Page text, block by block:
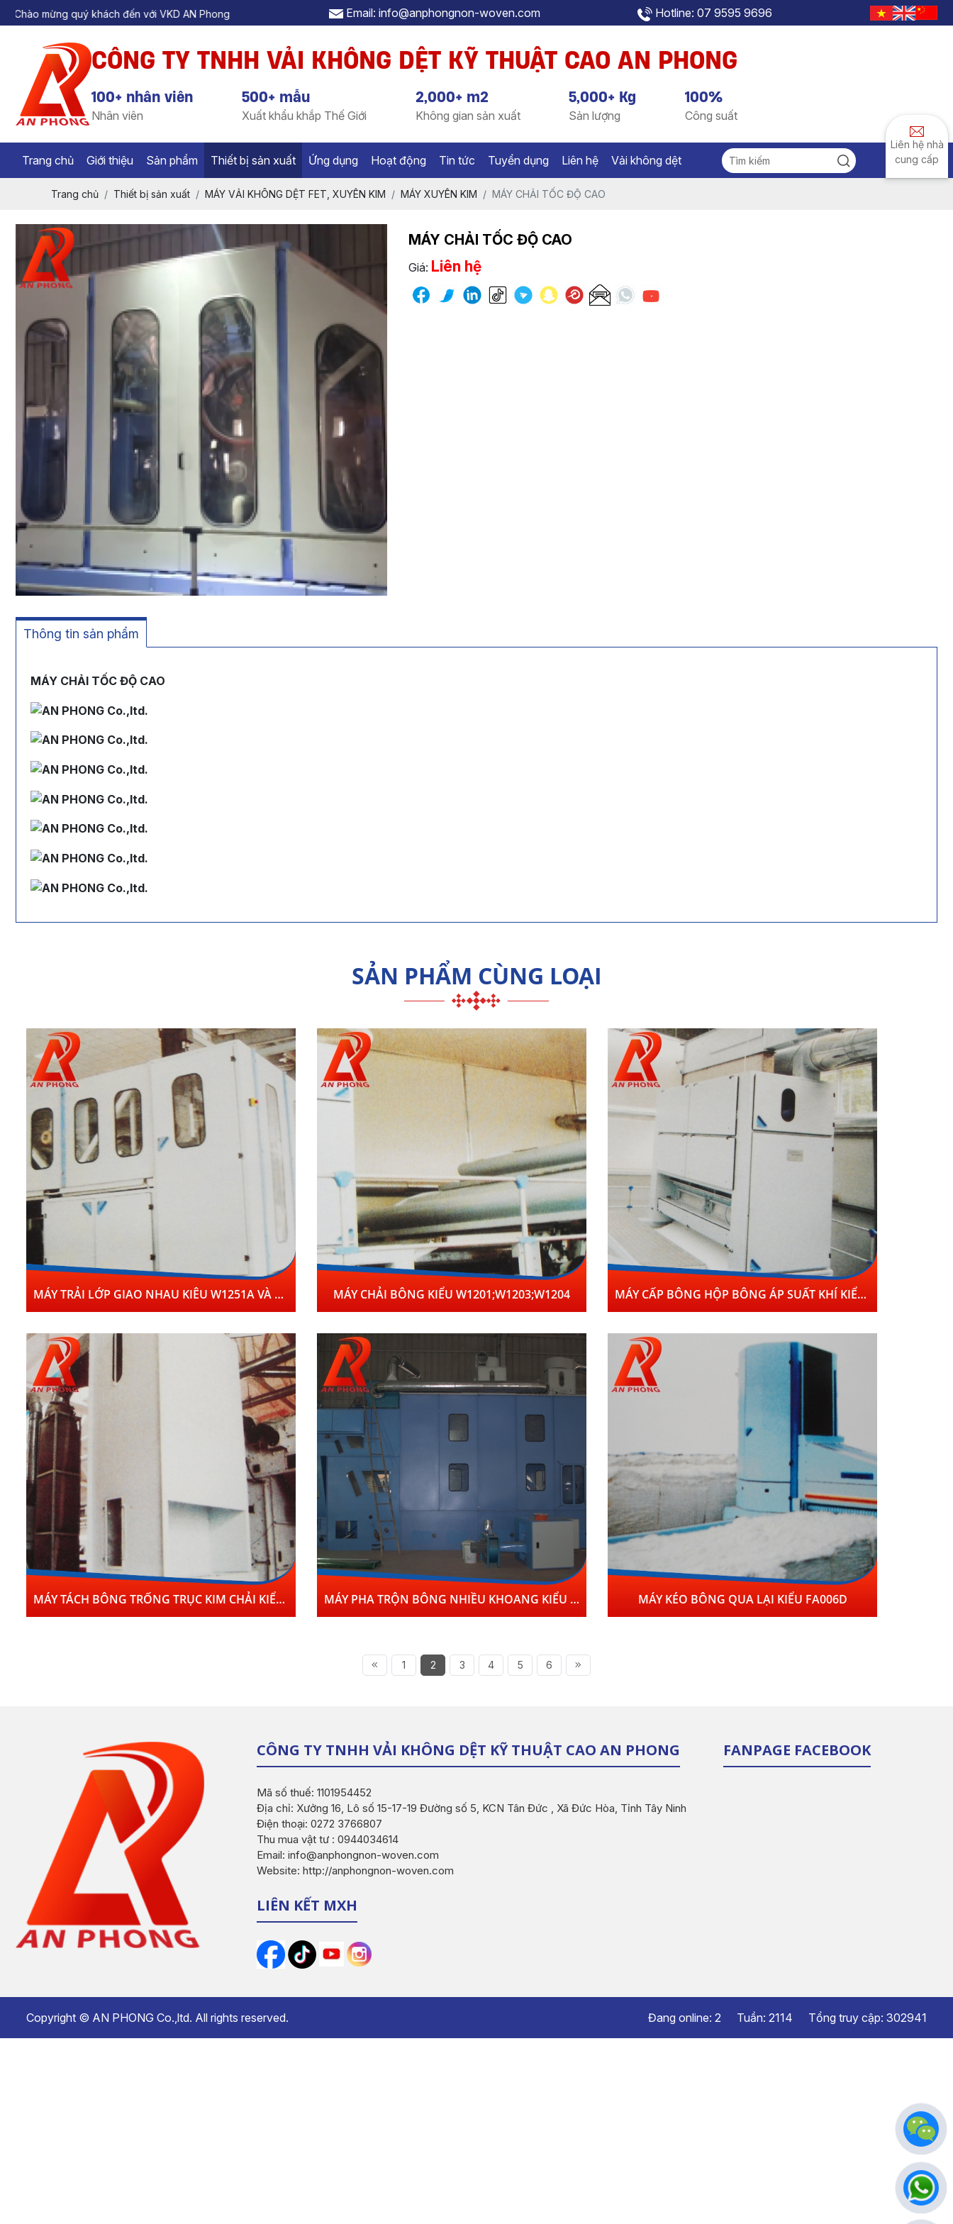
quý khách đến với VKD AN Phong Email: info@anphongnon-woven.com Hotline: 07 9595 9696
CÔNG TY TNHH VẢI KHÔNG DỆT KỸ THUẬT CAO AN PHONG
100+ nhân viên
Nhân viên
500+ mẫu
Xuất khẩu khắp Thế Giới
2,000+ m2
Không gian sản xuất
5,000+ Kg
Sản lượng
100%
Công suất
Trang chủ Giới thiệu Sản phẩm Thiết bị sản xuất Ứng dụng Hoạt động Tin tức Tuyển dụng Liên hệ Vải không dệt
Liên hệ nhà
cung cấp
Trang chủ Thiết bị sản xuất MÁY VẢI KHÔNG DỆT FET, XUYÊN KIM MÁY XUYÊN KIM MÁY CHẢI TỐC ĐỘ CAO
MÁY CHẢI TỐC ĐỘ CAO
Giá: Liên hệ
Thông tin sản phẩm
MÁY CHẢI TỐC ĐỘ CAO
SẢN PHẨM CÙNG LOẠI
MÁY TRẢI LỚP GIAO NHAU KIÊU W1251A VÀ W1252 MÁY CHẢI BÔNG KIỂU W1201;W1203;W1204 MÁY CẤP BÔNG HỘP BÔNG ÁP SUẤT KHÍ KIỂU W1061B;W1062A
MÁY TÁCH BÔNG TRỐNG TRỤC KIM CHẢI KIỂU ZBG041; ZBG042 MÁY PHA TRỘN BÔNG NHIỀU KHOANG KIỂU FA028C + MÁY LÀM SẠCH BÔNG KIỂU JWF1124A MÁY KÉO BÔNG QUA LẠI KIỂU FA006D
1 2 3 4 5 6
CÔNG TY TNHH VẢI KHÔNG DỆT KỸ THUẬT CAO AN PHONG
Mã số thuế: 1101954452
Địa chỉ: Xưởng 16, Lô số 15-17-19 Đường số 5, KCN Tân Đức , Xã Đức Hòa, Tỉnh Tây Ninh
Điện thoại: 0272 3766807
Thu mua vật tư : 0944034614
Email: info@anphongnon-woven.com
Website: http://anphongnon-woven.com
LIÊN KẾT MXH
FANPAGE FACEBOOK
Copyright © AN PHONG Co.,ltd. All rights reserved. Đang online: 2 Tuần: 2114 Tổng truy cập: 302941